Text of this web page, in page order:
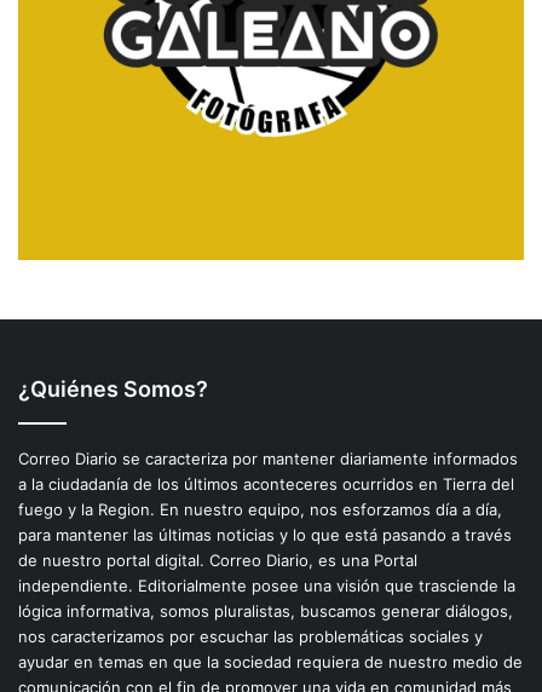
¿Quiénes Somos?
Correo Diario se caracteriza por mantener diariamente informados
a la ciudadanía de los últimos aconteceres ocurridos en Tierra del
fuego y la Region. En nuestro equipo, nos esforzamos día a día,
para mantener las últimas noticias y lo que está pasando a través
de nuestro portal digital. Correo Diario, es una Portal
independiente. Editorialmente posee una visión que trasciende la
lógica informativa, somos pluralistas, buscamos generar diálogos,
nos caracterizamos por escuchar las problemáticas sociales y
ayudar en temas en que la sociedad requiera de nuestro medio de
comunicación con el fin de promover una vida en comunidad más